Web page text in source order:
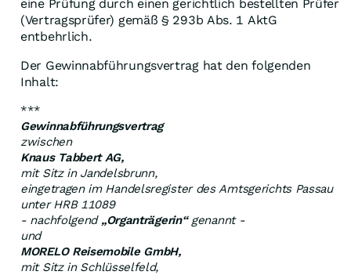
eine Prüfung durch einen gerichtlich bestellten Prüfer
(Vertragsprüfer) gemäß § 293b Abs. 1 AktG
entbehrlich.
Der Gewinnabführungsvertrag hat den folgenden
Inhalt:
***
Gewinnabführungsvertrag
zwischen
Knaus Tabbert AG,
mit Sitz in Jandelsbrunn,
eingetragen im Handelsregister des Amtsgerichts Passau
unter HRB 11089
- nachfolgend „Organträgerin“ genannt -
und
MORELO Reisemobile GmbH,
mit Sitz in Schlüsselfeld,